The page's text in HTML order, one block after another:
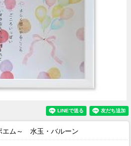
エム～ 水玉・バルーン